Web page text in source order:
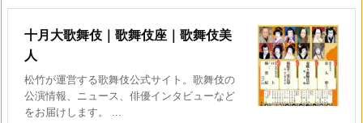
十月大歌舞伎｜歌舞伎座｜歌舞伎美
人
松竹が運営する歌舞伎公式サイト。歌舞伎の
公演情報、ニュース、俳優インタビューなど
をお届けします。 ...